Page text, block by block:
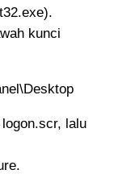
kunci
lalu